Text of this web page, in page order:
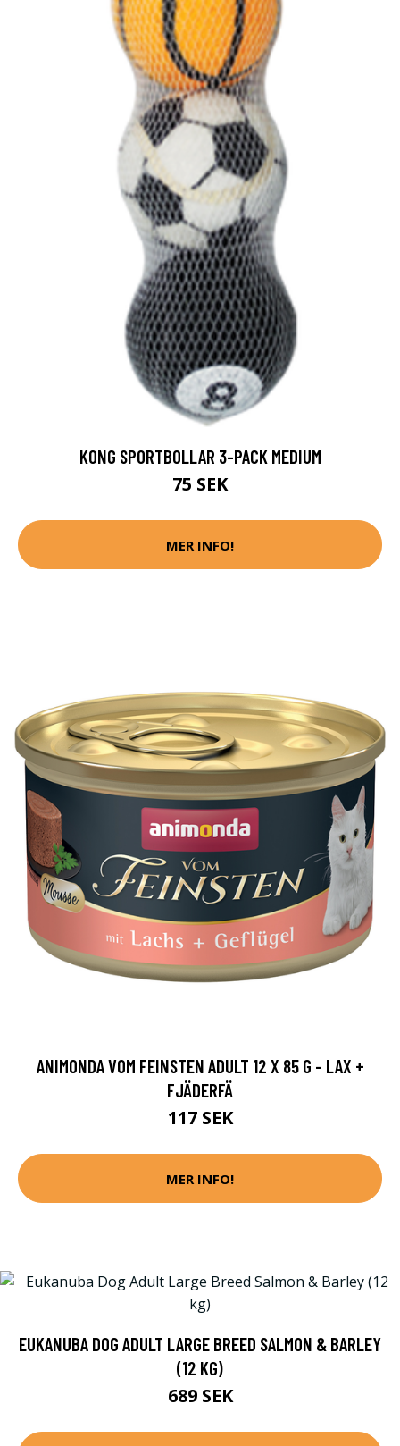
KONG SPORTBOLLAR 3-PACK MEDIUM
75 SEK
MER INFO!
ANIMONDA VOM FEINSTEN ADULT 12 X 85 G - LAX +
FJÄDERFÄ
117 SEK
MER INFO!
EUKANUBA DOG ADULT LARGE BREED SALMON & BARLEY
(12 KG)
689 SEK